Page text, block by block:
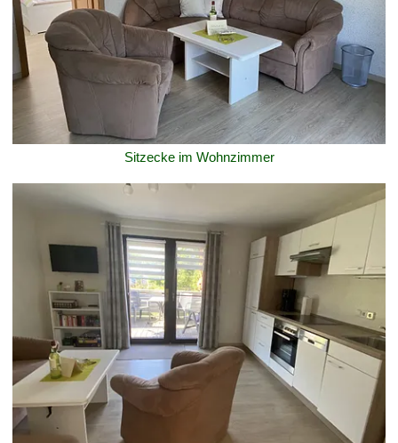
Sitzecke im Wohnzimmer